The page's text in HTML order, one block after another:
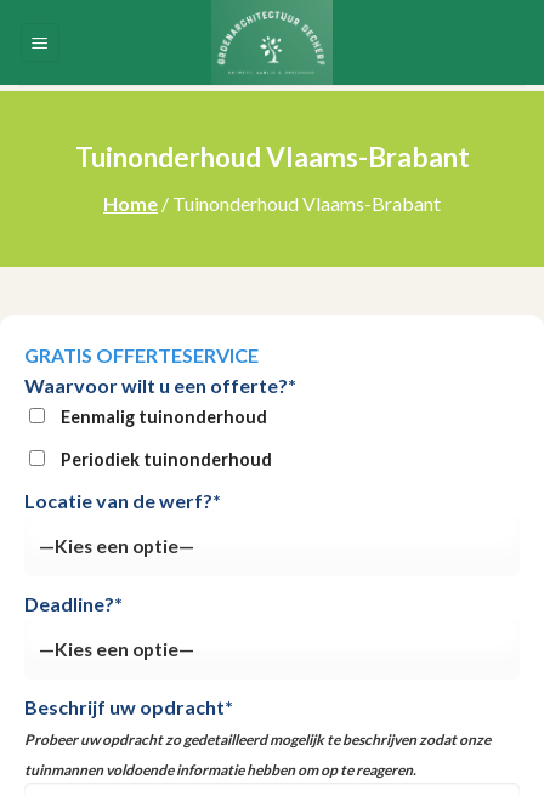
Tuinonderhoud Vlaams-Brabant
Home / Tuinonderhoud Vlaams-Brabant
GRATIS OFFERTESERVICE
Waarvoor wilt u een offerte?*
Eenmalig tuinonderhoud
Periodiek tuinonderhoud
Locatie van de werf?*
Deadline?*
Beschrijf uw opdracht*
Probeer uw opdracht zo gedetailleerd mogelijk te beschrijven zodat onze
tuinmannen voldoende informatie hebben om op te reageren.